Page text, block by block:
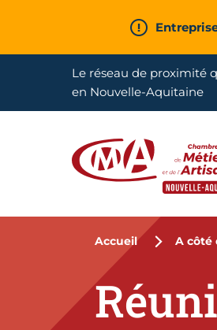
Le réseau de proximité
en Nouvelle-Aquitaine
Accueil A côté